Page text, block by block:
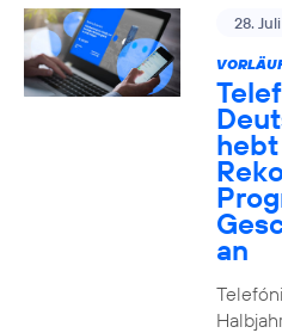
28.
an